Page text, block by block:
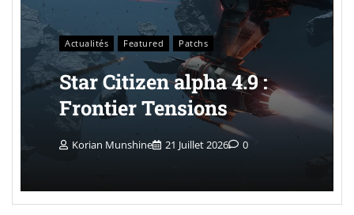
Actualités Featured Patchs
Star Citizen alpha 4.9 :
Frontier Tensions
Korian Munshine 21 Juillet 2026 0